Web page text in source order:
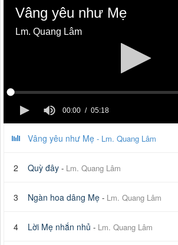
Vâng yêu như Mẹ
Lm. Quang Lâm
00:00 05:18
Vâng yêu như Mẹ - Lm. Quang Lâm
2 Quỳ đây - Lm. Quang Lâm
3 Ngàn hoa dâng Mẹ - Lm. Quang Lâm
4 Lời Mẹ nhắn nhủ - Lm. Quang Lâm